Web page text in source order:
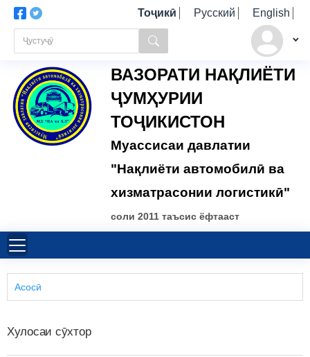
Тоҷикӣ Русский English
ВАЗОРАТИ НАҚЛИЁТИ
ҶУМҲУРИИ
ТОҶИКИСТОН
Муассисаи давлатии
"Нақлиёти автомобилӣ ва
хизматрасонии логистикӣ"
соли 2011 таъсис ёфтааст
Асосӣ
Хулосаи сӯхтор